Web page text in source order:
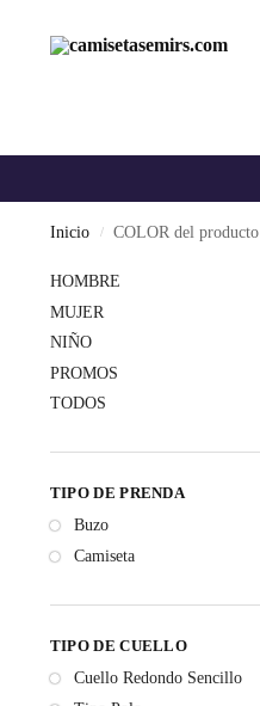
Inicio / COLOR del producto
HOMBRE
MUJER
NIÑO
PROMOS
TODOS
TIPO DE PRENDA
Buzo
Camiseta
TIPO DE CUELLO
Cuello Redondo Sencillo